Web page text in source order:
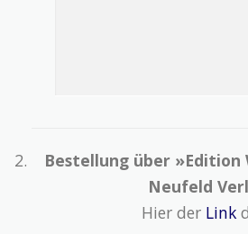
Bestellung über
Neufeld
Hier der Link